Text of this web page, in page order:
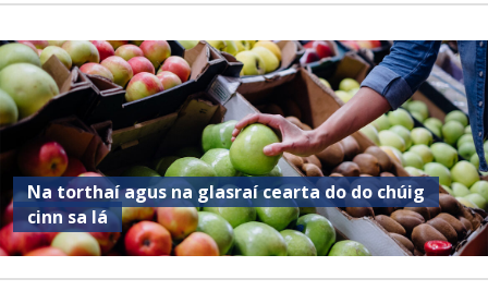
Na torthaí agus na glasraí cearta do do chúig
cinn sa lá